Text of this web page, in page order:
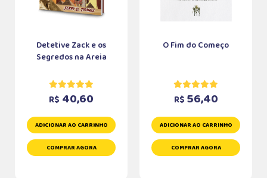
Detetive Zack e os
Segredos na Areia
R$ 40,60
ADICIONAR AO CARRINHO
COMPRAR AGORA
O Fim do Começo
R$ 56,40
ADICIONAR AO CARRINHO
COMPRAR AGORA